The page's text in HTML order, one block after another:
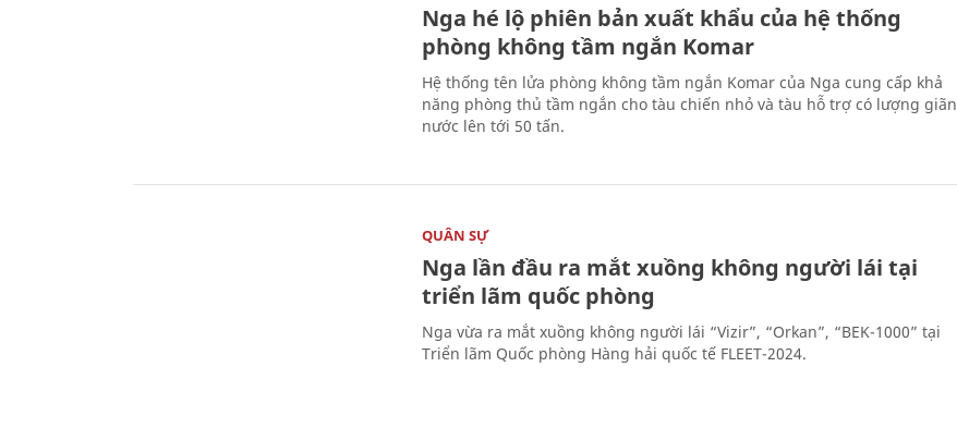
Nga hé lộ phiên bản xuất khẩu của hệ thống
phòng không tầm ngắn Komar
Hệ thống tên lửa phòng không tầm ngắn Komar của Nga cung cấp khả
năng phòng thủ tầm ngắn cho tàu chiến nhỏ và tàu hỗ trợ có lượng giãn
nước lên tới 50 tấn.
QUÂN SỰ
Nga lần đầu ra mắt xuồng không người lái tại
triển lãm quốc phòng
Nga vừa ra mắt xuồng không người lái “Vizir”, “Orkan”, “BEK-1000” tại
Triển lãm Quốc phòng Hàng hải quốc tế FLEET-2024.